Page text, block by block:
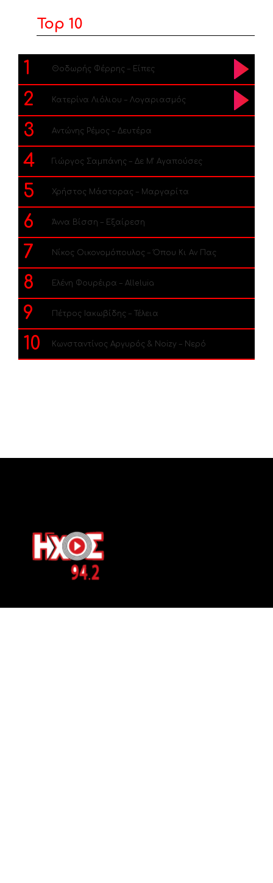
Top 10
1 Θοδωρής Φέρρης – Είπες
2 Κατερίνα Λιόλιου – Λογαριασμός
3 Αντώνης Ρέμος – Δευτέρα
4 Γιώργος Σαμπάνης – Δε Μ’ Αγαπούσες
5 Χρήστος Μάστορας – Μαργαρίτα
6 Άννα Βίσση – Εξαίρεση
7 Νίκος Οικονομόπουλος – Όπου Κι Αν Πας
8 Ελένη Φουρέιρα – Alleluia
9 Πέτρος Ιακωβίδης – Τέλεια
10 Κωνσταντίνος Αργυρός & Noizy – Νερό